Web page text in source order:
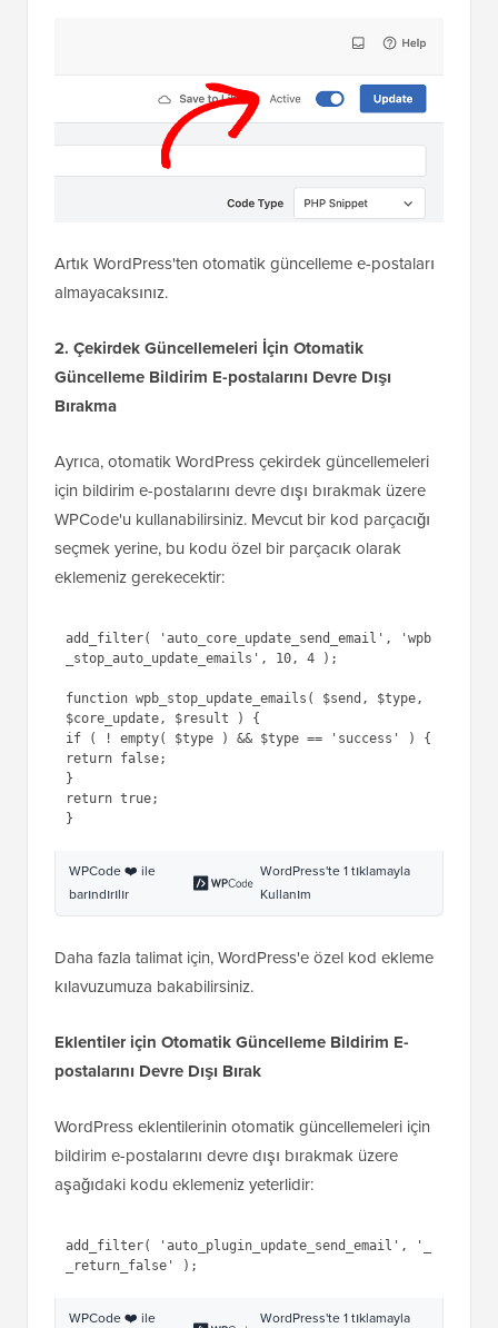
Artık WordPress'ten otomatik güncelleme e-postaları
almayacaksınız.
2. Çekirdek Güncellemeleri İçin Otomatik
Güncelleme Bildirim E-postalarını Devre Dışı
Bırakma
Ayrıca, otomatik WordPress çekirdek güncellemeleri
için bildirim e-postalarını devre dışı bırakmak üzere
WPCode'u kullanabilirsiniz. Mevcut bir kod parçacığı
seçmek yerine, bu kodu özel bir parçacık olarak
eklemeniz gerekecektir:
1
2
5
7
add_filter(
'wpb_stop_auto_update_emails',
10, 4 );
$send
== 'success' ) {
return
return true;
WPCode ❤️ ile
barındırılır
WordPress'te 1 tıklamayla
Daha fazla talimat için, WordPress'e özel kod ekleme
kılavuzumuza bakabilirsiniz.
postalarını Devre Dışı Bırak
WordPress eklentilerinin otomatik güncellemeleri için